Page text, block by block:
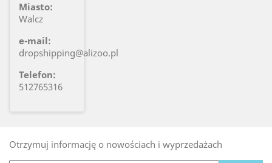
Miasto:
Walcz
e-mail:
dropshipping@alizoo.pl
Telefon:
512765316
Otrzymuj informację o nowościach i wyprzedażach